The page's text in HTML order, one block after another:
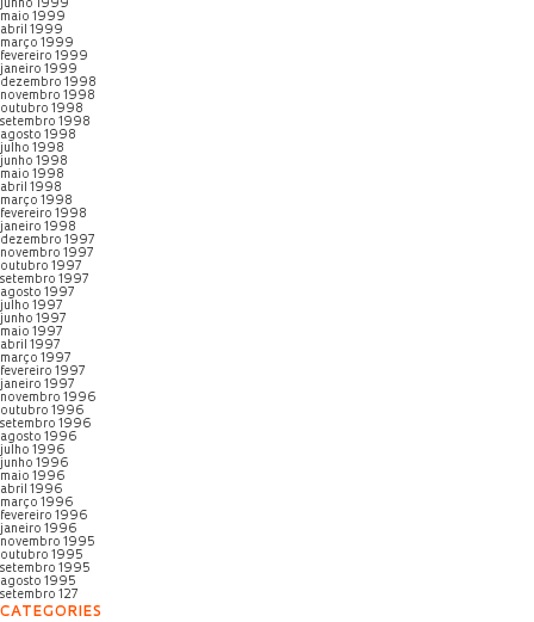
junho 1999
maio 1999
abril 1999
março 1999
fevereiro 1999
janeiro 1999
dezembro 1998
novembro 1998
outubro 1998
setembro 1998
agosto 1998
julho 1998
junho 1998
maio 1998
abril 1998
março 1998
fevereiro 1998
janeiro 1998
dezembro 1997
novembro 1997
outubro 1997
setembro 1997
agosto 1997
julho 1997
junho 1997
maio 1997
abril 1997
março 1997
fevereiro 1997
janeiro 1997
novembro 1996
outubro 1996
setembro 1996
agosto 1996
julho 1996
junho 1996
maio 1996
abril 1996
março 1996
fevereiro 1996
janeiro 1996
novembro 1995
outubro 1995
setembro 1995
agosto 1995
setembro 127
CATEGORIES